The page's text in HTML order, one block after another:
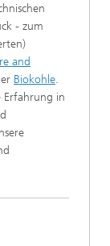
- zum
and
Biokohle.
Erfahrung in